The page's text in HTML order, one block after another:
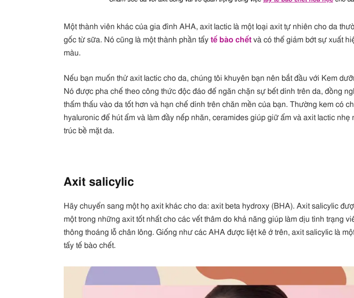
Một thành viên khác của gia đình AHA, axit lactic là một loại axit tự nhiên cho da
gốc từ sữa. Nó cũng là một thành phần tẩytế bào chết và có thể giảm bớt sự xuất
màu.
Nếu bạn muốn thử axit lactic cho da, chúng tôi khuyên bạn nên bắt đầu với Kem
Nó được pha chế theo công thức độc đáo để ngăn chặn sự bết dính trên da, đồng
thẩm thấu vào da tốt hơn và hạn chế dính trên chăn mền của bạn. Thường kem có
hyaluronic để hút ẩm và làm đầy nếp nhăn, ceramides giúp giữ ẩm và axit lactic nhẹ
trúc bề mặt da.
Axit salicylic
Hãy chuyển sang một họ axit khác cho da: axit beta hydroxy (BHA). Axit salicylic
một trong những axit tốt nhất cho các vết thâm do khả năng giúp làm dịu tình trạng
thông thoáng lỗ chân lông. Giống như các AHA được liệt kê ở trên, axit salicylic là
tẩy tế bào chết.